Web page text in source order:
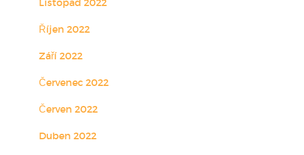
Listopad 2022
Říjen 2022
Září 2022
Červenec 2022
Červen 2022
Duben 2022